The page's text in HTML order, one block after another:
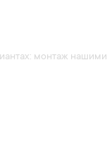
монтаж нашими